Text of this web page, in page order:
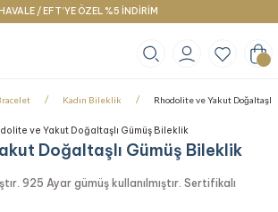
/ EFT’YE ÖZEL %5 İNDİRİM
Geri Dön
Geri Dön
Geri Dön
Kadın Bileklik Rhodolite ve Yakut
Doğaltaşlı Gümüş Bileklik
925 Ayar gümüş kullanılmıştır. Sertifikalı